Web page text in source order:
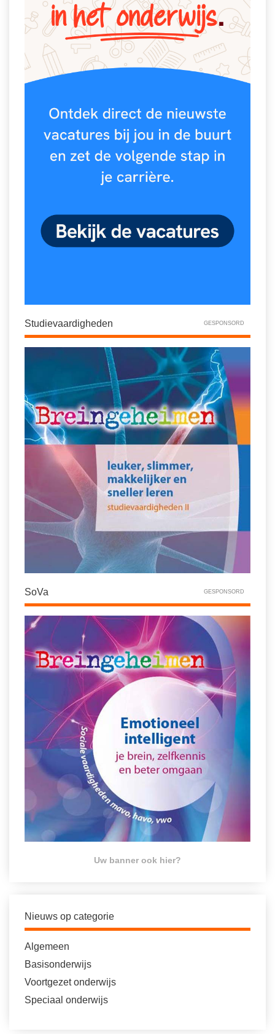
Studievaardigheden GESPONSORD
SoVa GESPONSORD
Uw banner ook hier?
Nieuws op categorie
Algemeen
Basisonderwijs
Voortgezet onderwijs
Speciaal onderwijs